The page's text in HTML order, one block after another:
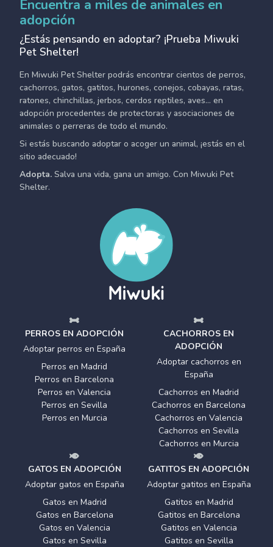
Encuentra a miles de animales en
adopción
¿Estás pensando en adoptar? ¡Prueba Miwuki
Pet Shelter!
En Miwuki Pet Shelter podrás encontrar cientos de perros,
cachorros, gatos, gatitos, hurones, conejos, cobayas, ratas,
ratones, chinchillas, jerbos, cerdos reptiles, aves... en
adopción procedentes de protectoras y asociaciones de
animales o perreras de todo el mundo.
Si estás buscando adoptar o acoger un animal, ¡estás en el
sitio adecuado!
Adopta. Salva una vida, gana un amigo. Con Miwuki Pet
Shelter.
PERROS EN ADOPCIÓN
Adoptar perros en España
Perros en Madrid
Perros en Barcelona
Perros en Valencia
Perros en Sevilla
Perros en Murcia
CACHORROS EN
ADOPCIÓN
Adoptar cachorros en
España
Cachorros en Madrid
Cachorros en Barcelona
Cachorros en Valencia
Cachorros en Sevilla
Cachorros en Murcia
GATOS EN ADOPCIÓN
Adoptar gatos en España
Gatos en Madrid
Gatos en Barcelona
Gatos en Valencia
Gatos en Sevilla
GATITOS EN ADOPCIÓN
Adoptar gatitos en España
Gatitos en Madrid
Gatitos en Barcelona
Gatitos en Valencia
Gatitos en Sevilla